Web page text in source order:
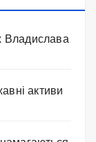
Владислава
активи